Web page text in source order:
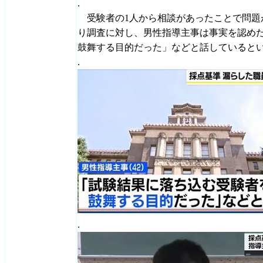
.
受験者の1人から相談があったことで問
り調査に対し、男性指導主事は事実を認め
鼓舞する目的だった」などと話していると
.
.